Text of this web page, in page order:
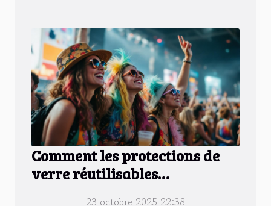
Comment les protections de
verre réutilisables
23 octobre 2025 22:38